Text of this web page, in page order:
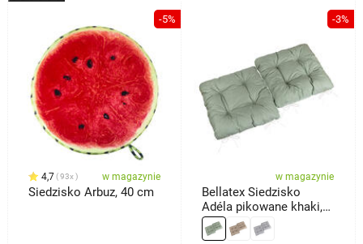
-5%
4,7 93x w magazynie
Siedzisko Arbuz, 40 cm
-3%
w magazynie
Bellatex Siedzisko
Adéla pikowane khaki,
40 x 40 cm, zestaw 2
szt.